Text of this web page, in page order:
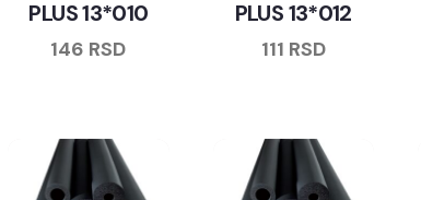
PLUS 13*010
146 RSD
PLUS 13*012
111 RSD